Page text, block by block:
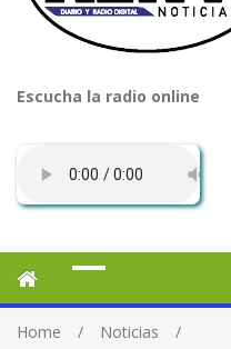
Escucha la radio online
Home
Noticias